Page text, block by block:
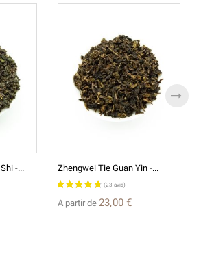
-... Zhengwei Tie Guan Yin -...
A partir de 23,00 €